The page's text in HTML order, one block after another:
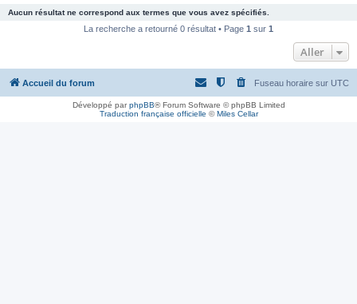
c
e
Aucun résultat ne correspond aux termes que vous avez spécifiés.
La recherche a retourné 0 résultat • Page 1 sur 1
Aller
Accueil du forum Fuseau horaire sur UTC
Développé parphpBB® Forum Software © phpBB Limited
Traduction française officielle ©Miles Cellar